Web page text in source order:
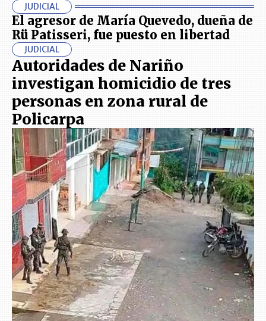
JUDICIAL
El agresor de María Quevedo, dueña de
Rü Patisseri, fue puesto en libertad
JUDICIAL
Autoridades de Nariño
investigan homicidio de tres
personas en zona rural de
Policarpa